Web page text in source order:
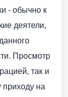
- обычно к
деятели,
Просмотр
так и
приходу на